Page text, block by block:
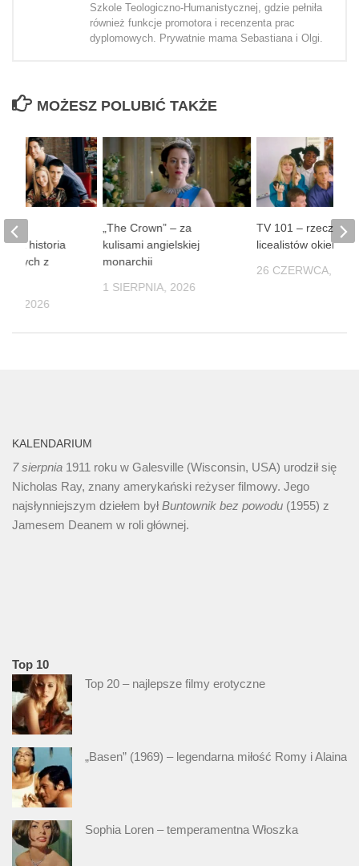
Szkole Teologiczno-Humanistycznej, gdzie pełniła
również funkcje promotora i recenzenta prac
dyplomowych. Prywatnie mama Sebastiana i Olgi.
MOŻESZ POLUBIĆ TAKŻE
„The Crown” – za
kulisami angielskiej
monarchii
1 SIERPNIA, 2026
TV 101 –
licealistów okiem
26 CZERWCA,
–
historia
z
2026
KALENDARIUM
7 sierpnia 1911 roku w Galesville (Wisconsin, USA) urodził się
Nicholas Ray, znany amerykański reżyser filmowy. Jego
najsłynniejszym dziełem byłBuntownik bez powodu (1955) z
Jamesem Deanem w roli głównej.
Top 10
Top 20 – najlepsze filmy erotyczne
„Basen” (1969) – legendarna miłość Romy i Alaina
Sophia Loren – temperamentna Włoszka